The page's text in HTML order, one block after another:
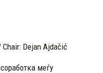
Dejan Ajdačić
меѓу